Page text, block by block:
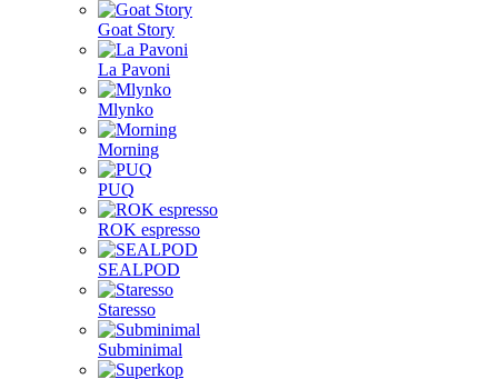
Goat Story
La Pavoni
Mlynko
Morning
PUQ
ROK espresso
SEALPOD
Staresso
Subminimal